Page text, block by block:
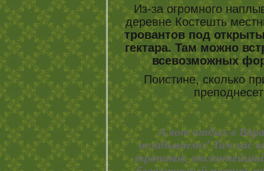
Из-за огромного
деревне Костешть
тровантов под
гектара. Там можно
всевозможных
Поистине, сколько
А вот отдых в
незабываемо! Там вас
тропиков,